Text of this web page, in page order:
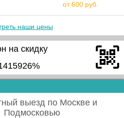
от 600 руб.
наши цены
на скидку
выезд по Москве и
Подмосковью